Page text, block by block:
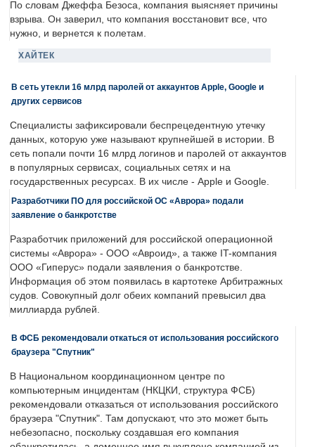
По словам Джеффа Безоса, компания выясняет причины
взрыва. Он заверил, что компания восстановит все, что
нужно, и вернется к полетам.
ХАЙТЕК
В сеть утекли 16 млрд паролей от аккаунтов Apple, Google и
других сервисов
Специалисты зафиксировали беспрецедентную утечку
данных, которую уже называют крупнейшей в истории. В
сеть попали почти 16 млрд логинов и паролей от аккаунтов
в популярных сервисах, социальных сетях и на
государственных ресурсах. В их числе - Apple и Google.
Разработчики ПО для российской ОС «Аврора» подали
заявление о банкротстве
Разработчик приложений для российской операционной
системы «Аврора» - ООО «Авроид», а также IT-компания
ООО «Гиперус» подали заявления о банкротстве.
Информация об этом появилась в картотеке Арбитражных
судов. Совокупный долг обеих компаний превысил два
миллиарда рублей.
В ФСБ рекомендовали откаться от использования российского
браузера "Спутник"
В Национальном координационном центре по
компьютерным инцидентам (НКЦКИ, структура ФСБ)
рекомендовали отказаться от использования российского
браузера "Спутник". Там допускают, что это может быть
небезопасно, поскольку создавшая его компания